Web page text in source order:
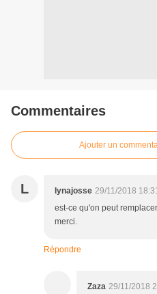
Commentaires
Ajouter un
L lynajosse 29/11/2018
est-ce qu'on peut
merci.
Répondre
Zaza 29/11/2018